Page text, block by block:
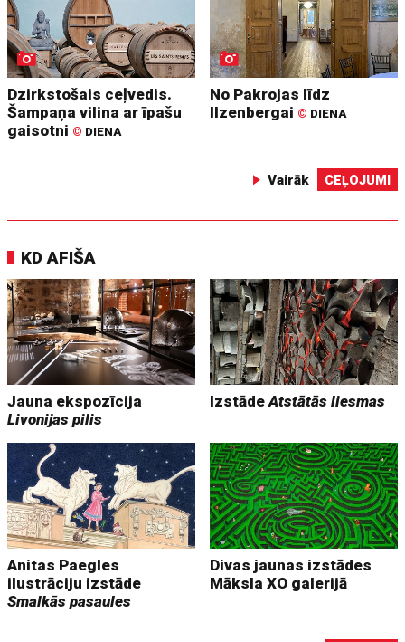
Dzirkstošais ceļvedis.
Šampaņa vilina ar īpašu
gaisotni © DIENA
No Pakrojas līdz
Ilzenbergai © DIENA
Vairāk CEĻOJUMI
KD AFIŠA
Jauna ekspozīcija
Livonijas pilis
IzstādeAtstātās liesmas
Anitas Paegles
ilustrāciju izstāde
Smalkās pasaules
Divas jaunas izstādes
Māksla XO galerijā